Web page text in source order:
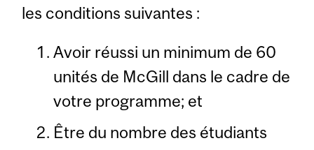
les conditions suivantes :
Avoir réussi un minimum de 60
unités de McGill dans le cadre de
votre programme; et
Être du nombre des étudiants